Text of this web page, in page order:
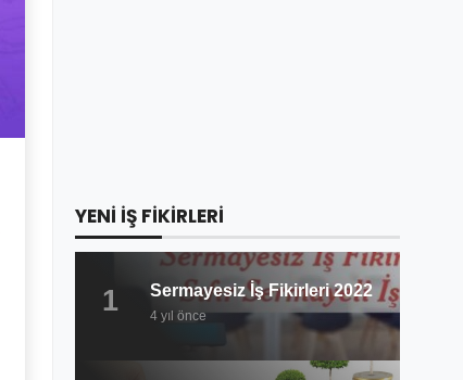
YENİ İŞ FİKİRLERİ
1 Sermayesiz İş Fikirleri 2022
4 yıl önce